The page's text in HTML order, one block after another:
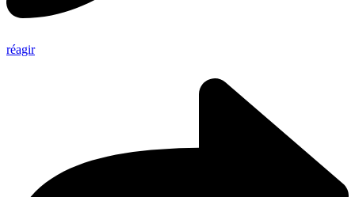
réagir